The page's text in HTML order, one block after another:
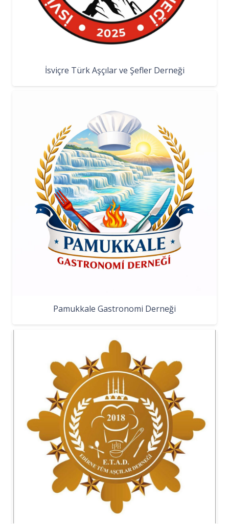
İsviçre Türk Aşçılar ve Şefler Derneği
Pamukkale Gastronomi Derneği